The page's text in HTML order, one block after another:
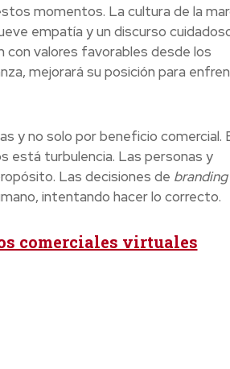
momentos. La cultura de la
empatía y un discurso
con valores favorables desde los
mejorará su posición para
y no solo por beneficio comercial.
está turbulencia. Las personas y
Las decisiones de branding
intentando hacer lo correcto.
comerciales virtuales